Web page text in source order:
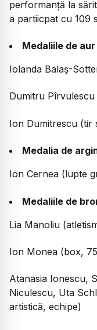
performanță la
a partiicpat cu 109
Medaliile de aur
Iolanda Balaș-
Dumitru
Ion Dumitrescu (tir
Medalia de
Ion Cernea (lupte
Medaliile de
Lia Manoliu
Ion Monea (box,
Atanasia Ionescu,
Niculescu, Uta
artistică, echipe)